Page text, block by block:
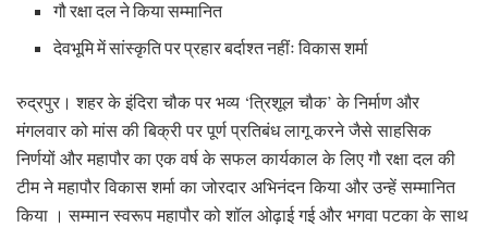
गौ रक्षा दल ने किया सम्मानित
देवभूमि में सांस्कृति पर प्रहार बर्दाश्त नहींः विकास शर्मा
रुद्रपुर। शहर के इंदिरा चौक पर भव्य ‘त्रिशूल चौक’ के निर्माण और
मंगलवार को मांस की बिक्री पर पूर्ण प्रतिबंध लागू करने जैसे साहसिक
निर्णयों और महापौर का एक वर्ष के सफल कार्यकाल के लिए गौ रक्षा दल की
टीम ने महापौर विकास शर्मा का जोरदार अभिनंदन किया और उन्हें सम्मानित
किया । सम्मान स्वरूप महापौर को शॉल ओढ़ाई गई और भगवा पटका के साथ